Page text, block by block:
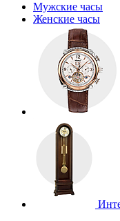
Мужские часы
Женские часы